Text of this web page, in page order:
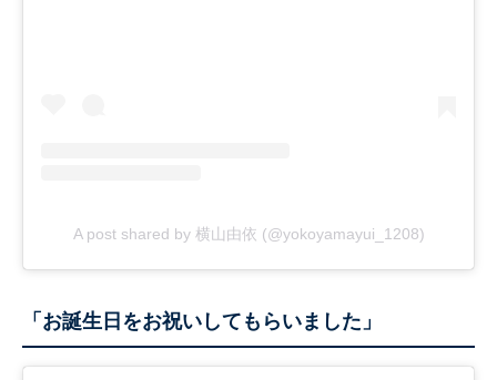
A post shared by 横山由依 (@yokoyamayui_1208)
「お誕生日をお祝いしてもらいました」